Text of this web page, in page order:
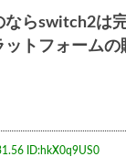
らswitch2は
トフォーム
ID:hkX0q9US0